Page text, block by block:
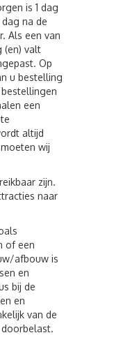
is 1 dag
na de
Als een van
(en) valt
Op
u bestelling
een
altijd
wij
zijn.
naar
of een
afbouw is
en
bij de
en
van de